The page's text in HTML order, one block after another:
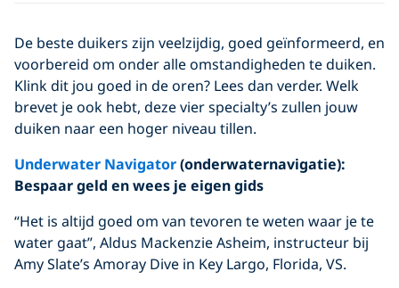
De beste duikers zijn veelzijdig, goed geïnformeerd, en
voorbereid om onder alle omstandigheden te duiken.
Klink dit jou goed in de oren? Lees dan verder. Welk
brevet je ook hebt, deze vier specialty’s zullen jouw
duiken naar een hoger niveau tillen.
Underwater Navigator(onderwaternavigatie):
Bespaar geld en wees je eigen gids
“Het is altijd goed om van tevoren te weten waar je te
water gaat”, Aldus Mackenzie Asheim, instructeur bij
Amy Slate’s Amoray Dive in Key Largo, Florida, VS.